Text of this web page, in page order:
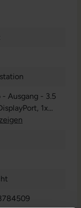
- Ausgang - 3.5
, 1x
LAN RJ-45